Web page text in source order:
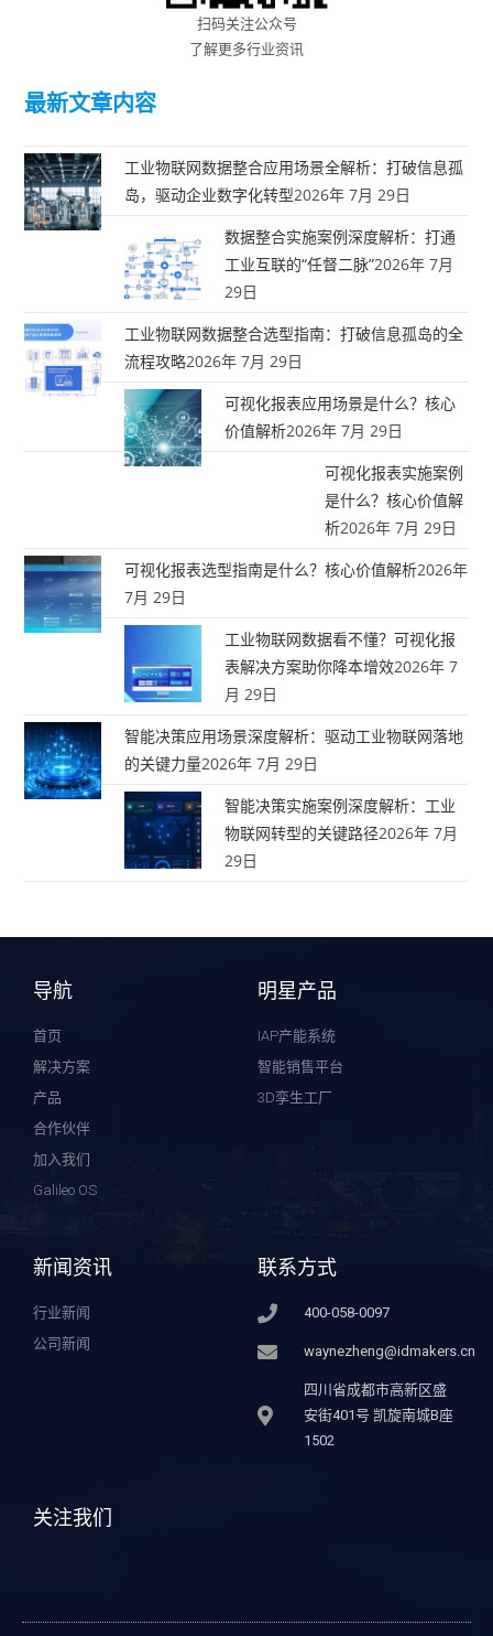
扫码关注公众号
了解更多行业资讯
最新文章内容
工业物联网数据整合应用场景全解析：打破信息孤
岛，驱动企业数字化转型2026年 7月 29日
数据整合实施案例深度解析：打通
工业互联的“任督二脉”2026年 7月
29日
工业物联网数据整合选型指南：打破信息孤岛的全
流程攻略2026年 7月 29日
可视化报表应用场景是什么？核心
价值解析2026年 7月 29日
可视化报表实施案例
是什么？核心价值解
析2026年 7月 29日
可视化报表选型指南是什么？核心价值解析2026年
7月 29日
工业物联网数据看不懂？可视化报
表解决方案助你降本增效2026年 7
月 29日
智能决策应用场景深度解析：驱动工业物联网落地
的关键力量2026年 7月 29日
智能决策实施案例深度解析：工业
物联网转型的关键路径2026年 7月
29日
导航
首页
解决方案
产品
合作伙伴
加入我们
Galileo OS
明星产品
IAP产能系统
智能销售平台
3D孪生工厂
新闻资讯
行业新闻
公司新闻
联系方式
400-058-0097
waynezheng@idmakers.cn
四川省成都市高新区盛
安街401号 凯旋南城B座
1502
关注我们